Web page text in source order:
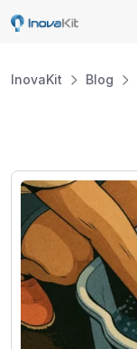
Skip
InovaKit Blog